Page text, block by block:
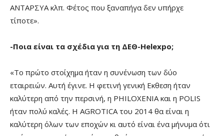
ΑΝΤΑΡΣΥΑ κλπ. Φέτος που ξαναπήγα δεν υπήρχε
τίποτε».
-Ποια είναι τα σχέδια για τη ΔΕΘ-Helexpo;
«Το πρώτο στοίχημα ήταν η συνένωση των δύο
εταιρειών. Αυτή έγινε. Η φετινή γενική Εκθεση ήταν
καλύτερη από την περσινή, η PHILOXENIA και η POLIS
ήταν πολύ καλές. Η AGROTICA του 2014 θα είναι η
καλύτερη όλων των εποχών κι αυτό είναι ένα μήνυμα ότι